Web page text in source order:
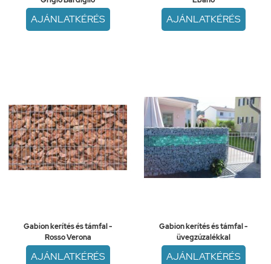
AJÁNLATKÉRÉS AJÁNLATKÉRÉS
Gabion kerítés és támfal -
Rosso Verona
AJÁNLATKÉRÉS
Gabion kerítés és támfal -
üvegzúzalékkal
AJÁNLATKÉRÉS